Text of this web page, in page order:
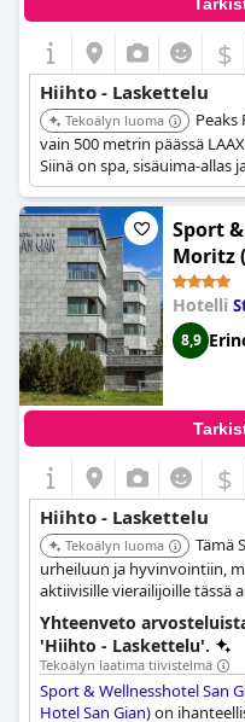
$
Hiihto - Laskettelu
Tekoälyn luoma
Peaks
vain 500 metrin päässä
Siinä on spa, sisäuima-allas
parveke. Hotellista on
rentoutumismahdollisuuksiin.
Sport
Moritz
Gian)
Hotelli
8,9
$
Hiihto - Laskettelu
Tekoälyn luoma
Tämä
urheiluun ja hyvinvointiin,
aktiivisille vierailijoille tässä
tarjoaa mukavuuksia, jotka
etsivät rentoutumista
Yhteenveto
'Hiihto - Laskettelu'.
Tekoälyn laatima tiivistelmä
Sport & Wellnesshotel San
Hotel San Gian)on